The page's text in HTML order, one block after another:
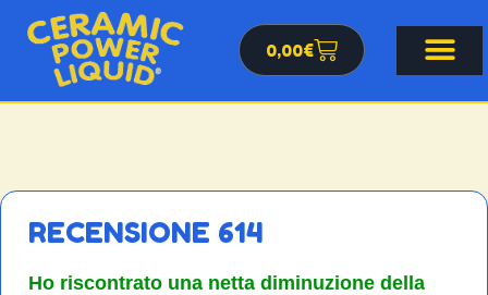
0,00€
RECENSIONE 614
Ho riscontrato una netta diminuzione della